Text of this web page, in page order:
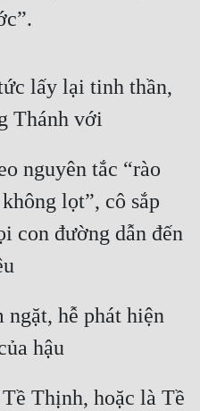
lấy lại tinh thần,
Thánh với
nguyên tắc “rào
lọt”, cô sắp
con đường dẫn đến
ngặt, hễ phát hiện
hậu
Thịnh, hoặc là Tề